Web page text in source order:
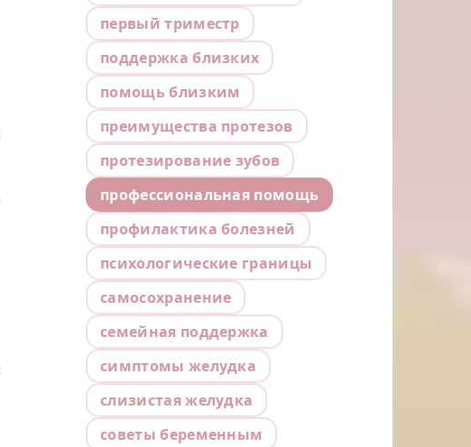
первый триместр
поддержка близких
помощь близким
преимущества протезов
протезирование зубов
профессиональная помощь
профилактика болезней
психологические границы
самосохранение
семейная поддержка
симптомы желудка
слизистая желудка
советы беременным